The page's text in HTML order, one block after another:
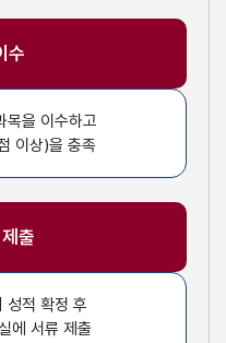
수
목을 이수하고
이상)을 충족
출
성적 확정 후
에 서류 제출